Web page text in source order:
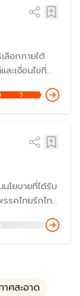
ลือกภายใต้
ะเงื่อนไขที่
มีเจตนารมณ์
แท้จริง แต่ก็
กาในการ
5
โยบายที่ได้รับ
รคไทยรักไทย
มผล ที่ผ่านมา
"แจกเงินเข้า
ละครึ่ง"
ศสะอาด